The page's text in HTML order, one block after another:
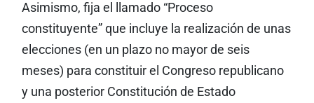
Asimismo, fija el llamado “Proceso
constituyente” que incluye la realización de unas
elecciones (en un plazo no mayor de seis
meses) para constituir el Congreso republicano
y una posterior Constitución de Estado